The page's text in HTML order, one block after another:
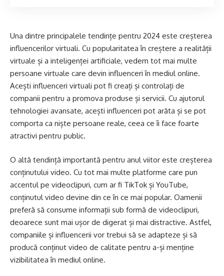
Una dintre principalele tendințe pentru 2024 este creșterea
influencerilor virtuali. Cu popularitatea în creștere a realității
virtuale și a inteligenței artificiale, vedem tot mai multe
persoane virtuale care devin influenceri în mediul online.
Acești influenceri virtuali pot fi creați și controlați de
companii pentru a promova produse și servicii. Cu ajutorul
tehnologiei avansate, acești influenceri pot arăta și se pot
comporta ca niște persoane reale, ceea ce îi face foarte
atractivi pentru public.
O altă tendință importantă pentru anul viitor este creșterea
conținutului video. Cu tot mai multe platforme care pun
accentul pe videoclipuri, cum ar fi TikTok și YouTube,
conținutul video devine din ce în ce mai popular. Oamenii
preferă să consume informații sub formă de videoclipuri,
deoarece sunt mai ușor de digerat și mai distractive. Astfel,
companiile și influencerii vor trebui să se adapteze și să
producă conținut video de calitate pentru a-și menține
vizibilitatea în mediul online.